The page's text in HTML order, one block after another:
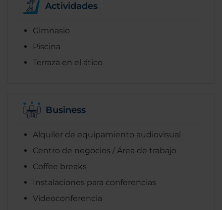
Actividades
Gimnasio
Piscina
Terraza en el ático
Business
Alquiler de equipamiento audiovisual
Centro de negocios / Área de trabajo
Coffee breaks
Instalaciones para conferencias
Videoconferencia